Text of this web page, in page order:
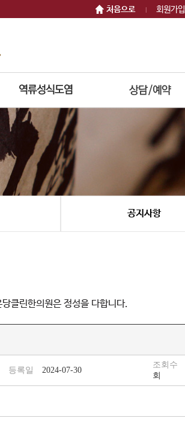
처음으로 회원가입
공지사항
클린한의원은 정성을 다합니다.
등록일 2024-07-30
조회수
회